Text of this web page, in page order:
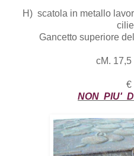
H) scatola in metallo
Gancetto superiore
cM. 17,5
€
NON PIU'